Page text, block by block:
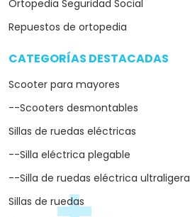
Ortopedia Seguridad Social
Repuestos de ortopedia
CATEGORÍAS DESTACADAS
Scooter para mayores
--Scooters desmontables
Sillas de ruedas eléctricas
--Silla eléctrica plegable
--Silla de ruedas eléctrica ultraligera
Sillas de ruedas